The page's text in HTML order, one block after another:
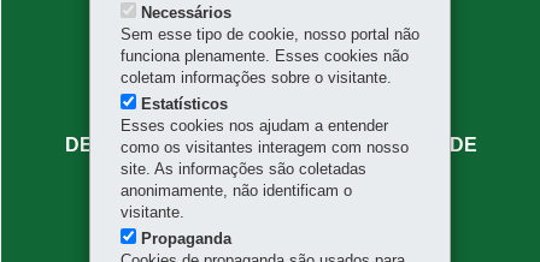
CENTRAL
Rua José Bonifácio, 66 - Centro
80020-130-Curitiba-PR MAPA
Para orientações sobre atendimento, disque 129.
DEFENSORIA PÚBLICA DO PARANÁ - SEDE
ADMINISTRATIVA
Rua Mateus Leme, 1908 - Centro Cívico
80530-010 -
(41) 3313-7336
Necessários
Sem esse tipo de cookie, nosso portal não
funciona plenamente. Esses cookies não
coletam informações sobre o visitante.
Estatísticos
Esses cookies nos ajudam a entender
como os visitantes interagem com nosso
site. As informações são coletadas
anonimamente, não identificam o
visitante.
Propaganda